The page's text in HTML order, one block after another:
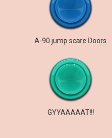
A-90 jump scare Doors
GYYAAAAAT!!!